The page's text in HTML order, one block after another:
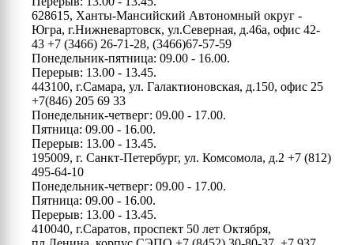
628615, Ханты-Мансийский Автономный округ -
Югра, г.Нижневартовск, ул.Северная, д.46а, офис 42-
43 +7 (3466) 26-71-28, (3466)67-57-59
Понедельник-пятница: 09.00 - 16.00.
Перерыв: 13.00 - 13.45.
443100, г.Самара, ул. Галактионовская, д.150, офис 25
+7(846) 205 69 33
Понедельник-четверг: 09.00 - 17.00.
Пятница: 09.00 - 16.00.
Перерыв: 13.00 - 13.45.
195009, г. Санкт-Петербург, ул. Комсомола, д.2 +7 (812)
495-64-10
Понедельник-четверг: 09.00 - 17.00.
Пятница: 09.00 - 16.00.
Перерыв: 13.00 - 13.45.
410040, г.Саратов, проспект 50 лет Октября,